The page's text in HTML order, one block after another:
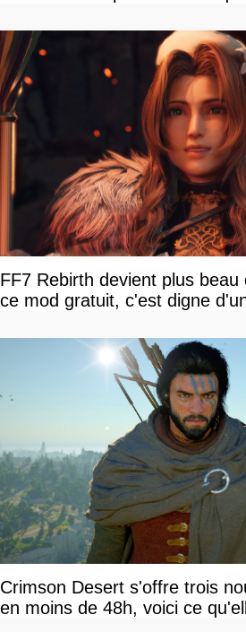
FF7 Rebirth devient plus
ce mod gratuit, c'est digne
Crimson Desert s'offre trois
en moins de 48h, voici ce